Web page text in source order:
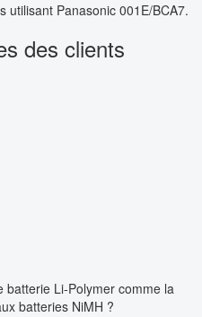
utilisant Panasonic 001E/BCA7.
des clients
batterie Li-Polymer comme la
batteries NiMH ?